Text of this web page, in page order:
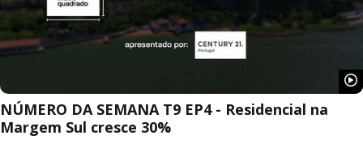
NÚMERO DA SEMANA T9 EP4 - Residencial na
Margem Sul cresce 30%